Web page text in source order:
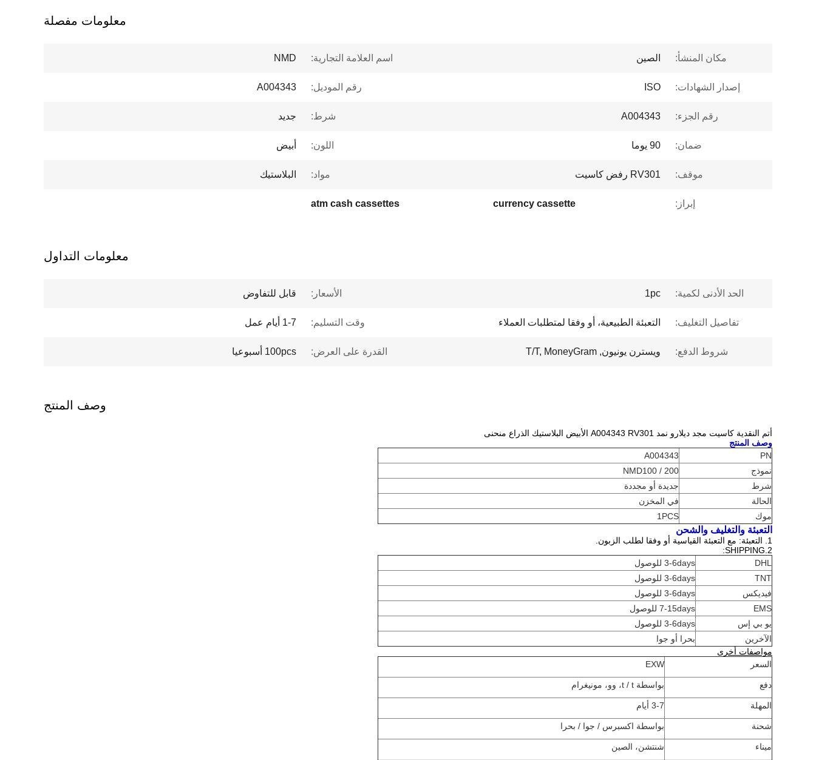
معلومات مفصلة
مكان المنشأ: الصين اسم العلامة التجارية: NMD
إصدار الشهادات: ISO رقم الموديل: A004343
رقم الجزء: A004343 شرط: جديد
ضمان: 90 يوما اللون: أبيض
موقف: RV301 رفض كاسيت مواد: البلاستيك
إبراز: currency cassette
atm cash cassettes
معلومات التداول
الحد الأدنى لكمية: 1pc الأسعار: قابل للتفاوض
تفاصيل التغليف: التعبئة الطبيعية، أو وفقا لمتطلبات العملاء وقت التسليم: 1-7 أيام عمل
شروط الدفع: ويسترن يونيون, T/T, MoneyGram القدرة على العرض: 100pcs أسبوعيا
وصف المنتج
أتم النقدية كاسيت مجد ديلارو نمد A004343 RV301 الأبيض البلاستيك الذراع منحنى
وصف المنتج
PN
A004343
نموذج
NMD100 / 200
شرط
جديدة أو مجددة
الحالة
في المخزن
موك
1PCS
التعبئة والتغليف والشحن
1. التعبئة: مع التعبئة القياسية أو وفقا لطلب الزبون.
2.SHIPPING:
DHL
3-6days للوصول
TNT
3-6days للوصول
فيديكس
3-6days للوصول
EMS
7-15days للوصول
يو بي إس
3-6days للوصول
الآخرين
بحرا أو جوا
مواصفات أخرى
السعر
EXW
دفع بواسطة t / t، وو، مونيغرام
المهلة 3-7 أيام
شحنة بواسطة اكسبرس / جوا / بحرا
ميناء
شنتشن، الصين